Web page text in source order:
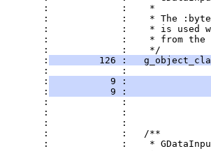
:             :    *
:             :    * The
:             :    * is used
:             :    * from the
:             :    */
:
126 :
:             :
:
9 :
:
9 :
:             :
:             :
:             :
:             :   /**
:             :    *